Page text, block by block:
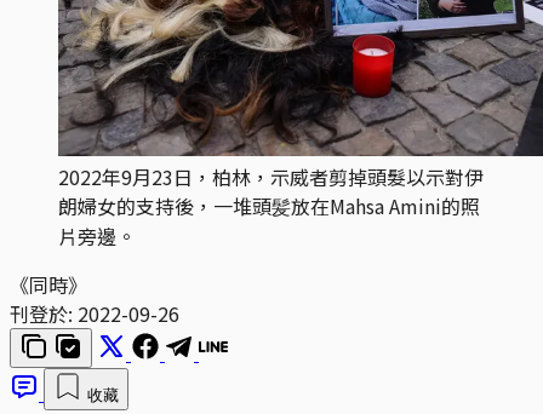
2022年9月23日，柏林，示威者剪掉頭髮以示對伊
朗婦女的支持後，一堆頭髪放在Mahsa Amini的照
片旁邊。
《同時》
刊登於: 2022-09-26
收藏